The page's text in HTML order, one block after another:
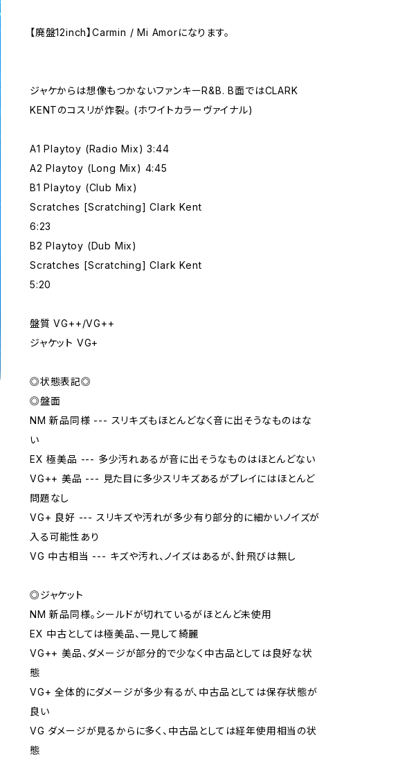
【廃盤12inch】Carmin / Mi Amorになります。
ジャケからは想像もつかないファンキーR&B. B面ではCLARK
KENTのコスリが炸裂。 (ホワイトカラーヴァイナル)
A1 Playtoy (Radio Mix) 3:44
A2 Playtoy (Long Mix) 4:45
B1 Playtoy (Club Mix)
Scratches [Scratching] Clark Kent
6:23
B2 Playtoy (Dub Mix)
Scratches [Scratching] Clark Kent
5:20
盤質 VG++/VG++
ジャケット VG+
◎状態表記◎
◎盤面
NM 新品同様 --- スリキズもほとんどなく音に出そうなものはな
い
EX 極美品 --- 多少汚れあるが音に出そうなものはほとんどない
VG++ 美品 --- 見た目に多少スリキズあるがプレイにはほとんど
問題なし
VG+ 良好 --- スリキズや汚れが多少有り部分的に細かいノイズが
入る可能性あり
VG 中古相当 --- キズや汚れ、ノイズはあるが、針飛びは無し
◎ジャケット
NM 新品同様。シールドが切れているがほとんど未使用
EX 中古としては極美品、一見して綺麗
VG++ 美品、ダメージが部分的で少なく中古品としては良好な状
態
VG+ 全体的にダメージが多少有るが、中古品としては保存状態が
良い
VG ダメージが見るからに多く、中古品としては経年使用相当の状
態